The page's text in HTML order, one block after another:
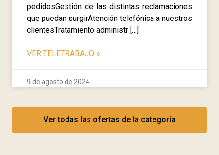
pedidosGestión de las distintas reclamaciones
que puedan surgirAtención telefónica a nuestros
clientesTratamiento administr […]
VER TELETRABAJO »
9 de agosto de 2024
Ver todas las ofertas de la categoría